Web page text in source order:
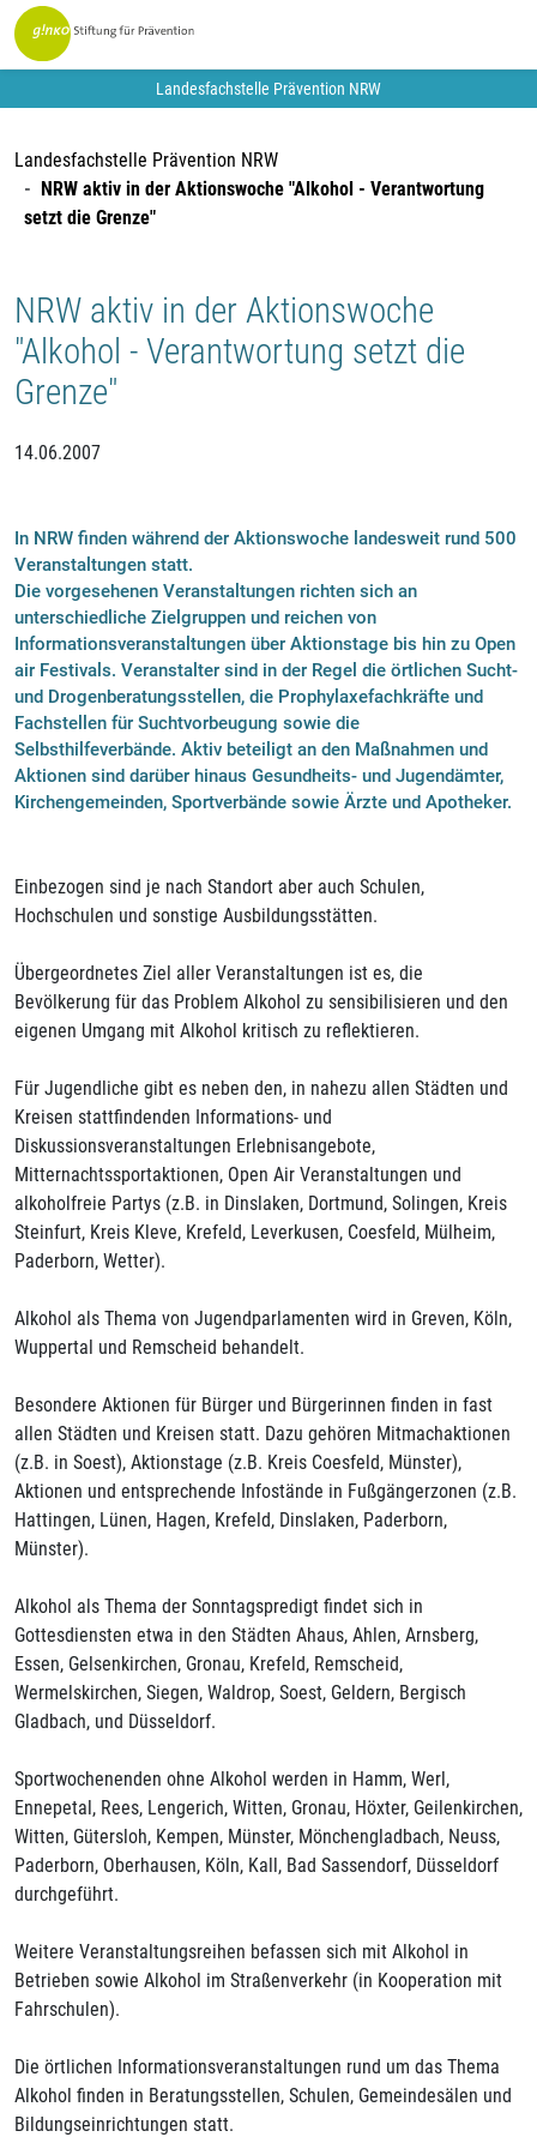
Landesfachstelle Prävention NRW
Landesfachstelle Prävention NRW
NRW aktiv in der Aktionswoche "Alkohol - Verantwortung
setzt die Grenze"
NRW aktiv in der Aktionswoche
"Alkohol - Verantwortung setzt die
Grenze"
14.06.2007
In NRW finden während der Aktionswoche landesweit rund 500
Veranstaltungen statt.
Die vorgesehenen Veranstaltungen richten sich an
unterschiedliche Zielgruppen und reichen von
Informationsveranstaltungen über Aktionstage bis hin zu Open
air Festivals. Veranstalter sind in der Regel die örtlichen Sucht-
und Drogenberatungsstellen, die Prophylaxefachkräfte und
Fachstellen für Suchtvorbeugung sowie die
Selbsthilfeverbände. Aktiv beteiligt an den Maßnahmen und
Aktionen sind darüber hinaus Gesundheits- und Jugendämter,
Kirchengemeinden, Sportverbände sowie Ärzte und Apotheker.
Einbezogen sind je nach Standort aber auch Schulen,
Hochschulen und sonstige Ausbildungsstätten.
Übergeordnetes Ziel aller Veranstaltungen ist es, die
Bevölkerung für das Problem Alkohol zu sensibilisieren und den
eigenen Umgang mit Alkohol kritisch zu reflektieren.
Für Jugendliche gibt es neben den, in nahezu allen Städten und
Kreisen stattfindenden Informations- und
Diskussionsveranstaltungen Erlebnisangebote,
Mitternachtssportaktionen, Open Air Veranstaltungen und
alkoholfreie Partys (z.B. in Dinslaken, Dortmund, Solingen, Kreis
Steinfurt, Kreis Kleve, Krefeld, Leverkusen, Coesfeld, Mülheim,
Paderborn, Wetter).
Alkohol als Thema von Jugendparlamenten wird in Greven, Köln,
Wuppertal und Remscheid behandelt.
Besondere Aktionen für Bürger und Bürgerinnen finden in fast
allen Städten und Kreisen statt. Dazu gehören Mitmachaktionen
(z.B. in Soest), Aktionstage (z.B. Kreis Coesfeld, Münster),
Aktionen und entsprechende Infostände in Fußgängerzonen (z.B.
Hattingen, Lünen, Hagen, Krefeld, Dinslaken, Paderborn,
Münster).
Alkohol als Thema der Sonntagspredigt findet sich in
Gottesdiensten etwa in den Städten Ahaus, Ahlen, Arnsberg,
Essen, Gelsenkirchen, Gronau, Krefeld, Remscheid,
Wermelskirchen, Siegen, Waldrop, Soest, Geldern, Bergisch
Gladbach, und Düsseldorf.
Sportwochenenden ohne Alkohol werden in Hamm, Werl,
Ennepetal, Rees, Lengerich, Witten, Gronau, Höxter, Geilenkirchen,
Witten, Gütersloh, Kempen, Münster, Mönchengladbach, Neuss,
Paderborn, Oberhausen, Köln, Kall, Bad Sassendorf, Düsseldorf
durchgeführt.
Weitere Veranstaltungsreihen befassen sich mit Alkohol in
Betrieben sowie Alkohol im Straßenverkehr (in Kooperation mit
Fahrschulen).
Die örtlichen Informationsveranstaltungen rund um das Thema
Alkohol finden in Beratungsstellen, Schulen, Gemeindesälen und
Bildungseinrichtungen statt.